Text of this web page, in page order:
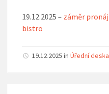
19.12.2025 – záměr
bistro
19.12.2025 in Úřední deska